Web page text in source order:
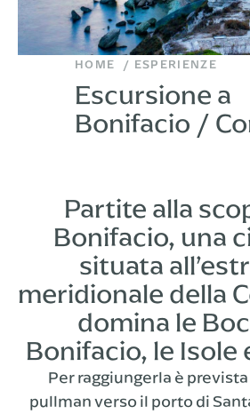
HOME ESPERIENZE
Escursione a
Bonifacio /
Partite alla
Bonifacio, una
situata
meridionale della
domina le
Bonifacio, le Isole
Per raggiungerla è
pullman verso il porto di